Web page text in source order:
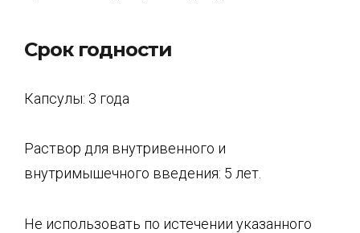
Срок годности
Капсулы: 3 года
Раствор для внутривенного и
внутримышечного введения: 5 лет.
Не использовать по истечении указанного